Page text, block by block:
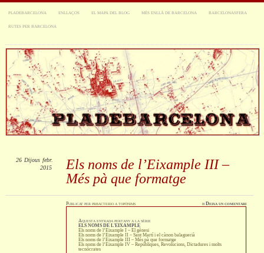
PLADEBARCELONA ENLLAÇOS EL MAPA DEL BLOG MÉS ENLLÀ DE BARCELONA BARCELONASFERA
RUTES PER BARCELONA
Els noms de l’Eixample III –
Més pà que formatge
26 Dijous febr.
2015
Publicatperprbacterio atopònims ≈Deixa un comentari
Aquesta entrada pertany a la sèrie
ELS NOMS DE L'EIXAMPLE
Els noms de l’Eixample I – El gènesi
Els noms de l’Eixample II – Sant Martí i el cànon balaguerià
Els noms de l’Eixample III – Més pà que formatge
Els noms de l’Eixample IV – Repúbliques, Revolucions, Dictadures i molts
tecnòcrates